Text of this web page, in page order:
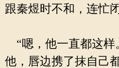
跟秦煜时不和，连忙
“嗯，他一直都这样
他，唇边携了抹自己